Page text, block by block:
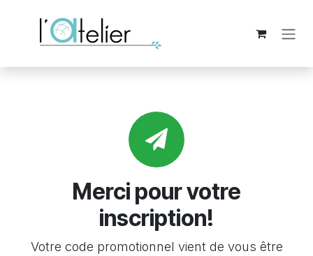
Merci pour votre
inscription!
Votre code promotionnel vient de vous être